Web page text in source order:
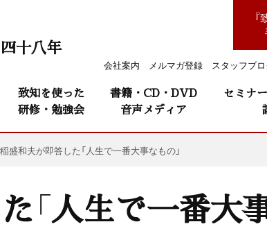
会社案内 メルマガ登録 スタッフブ
十八年
致知を使った
研修・勉強会
書籍・CD・DVD
音声メディア
セミナ
稲盛和夫が即答した「人生で一番大事なもの」
「人生で一番大